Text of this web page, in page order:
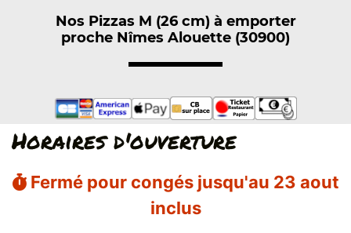
Nos Pizzas M (26 cm) à emporter
proche Nîmes Alouette (30900)
Horaires d'ouverture
Fermé pour congés jusqu'au 23 aout
inclus